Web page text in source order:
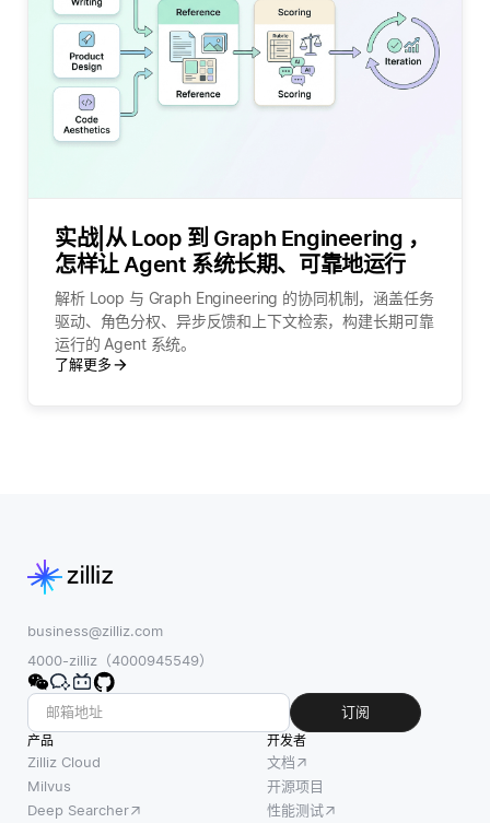
实战|从 Loop 到 Graph Engineering ，
怎样让 Agent 系统长期、可靠地运行
解析 Loop 与 Graph Engineering 的协同机制，涵盖任务
驱动、角色分权、异步反馈和上下文检索，构建长期可靠
运行的 Agent 系统。
了解更多
business@zilliz.com
4000-zilliz（4000945549）
订阅
产品
Zilliz Cloud
Milvus
Deep Searcher
开发者
文档
开源项目
性能测试